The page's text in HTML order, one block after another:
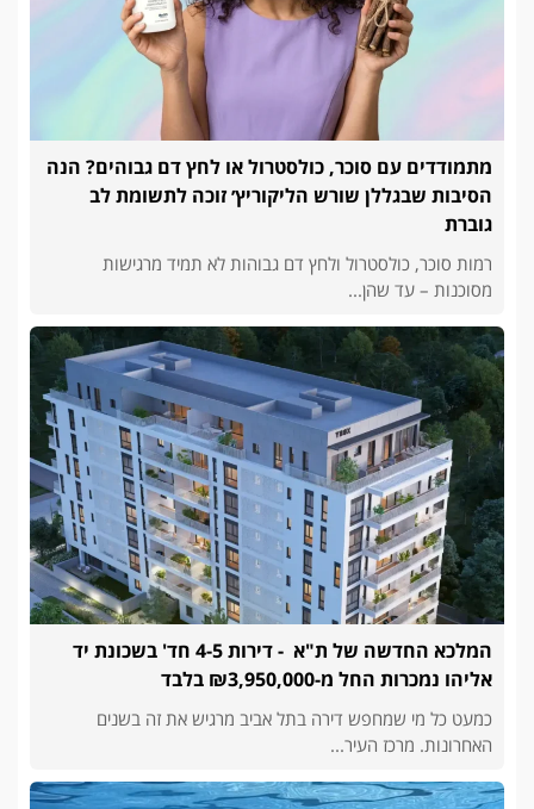
מתמודדים עם סוכר, כולסטרול או לחץ דם גבוהים? הנה
הסיבות שבגללן שורש הליקוריץ׳ זוכה לתשומת לב
גוברת
רמות סוכר, כולסטרול ולחץ דם גבוהות לא תמיד מרגישות
מסוכנות – עד שהן...
המלכא החדשה של ת"א - דירות 4-5 חד' בשכונת יד
אליהו נמכרות החל מ-₪3,950,000 בלבד
כמעט כל מי שמחפש דירה בתל אביב מרגיש את זה בשנים
האחרונות. מרכז העיר...